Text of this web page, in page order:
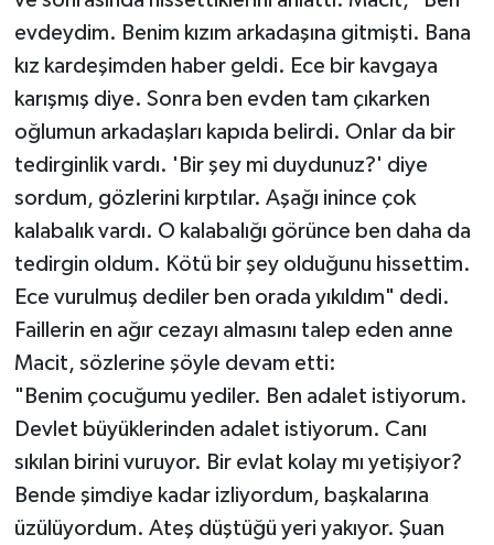
evdeydim. Benim kızım arkadaşına gitmişti. Bana
kız kardeşimden haber geldi. Ece bir kavgaya
karışmış diye. Sonra ben evden tam çıkarken
oğlumun arkadaşları kapıda belirdi. Onlar da bir
tedirginlik vardı. 'Bir şey mi duydunuz?' diye
sordum, gözlerini kırptılar. Aşağı inince çok
kalabalık vardı. O kalabalığı görünce ben daha da
tedirgin oldum. Kötü bir şey olduğunu hissettim.
Ece vurulmuş dediler ben orada yıkıldım" dedi.
Faillerin en ağır cezayı almasını talep eden anne
Macit, sözlerine şöyle devam etti:
"Benim çocuğumu yediler. Ben adalet istiyorum.
Devlet büyüklerinden adalet istiyorum. Canı
sıkılan birini vuruyor. Bir evlat kolay mı yetişiyor?
Bende şimdiye kadar izliyordum, başkalarına
üzülüyordum. Ateş düştüğü yeri yakıyor. Şuan